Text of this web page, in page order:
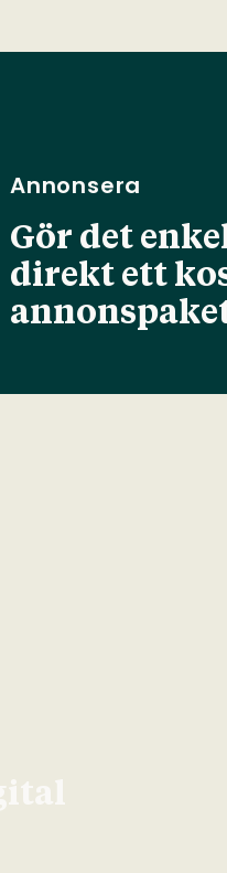
Annonsera
Gör det
direkt ett